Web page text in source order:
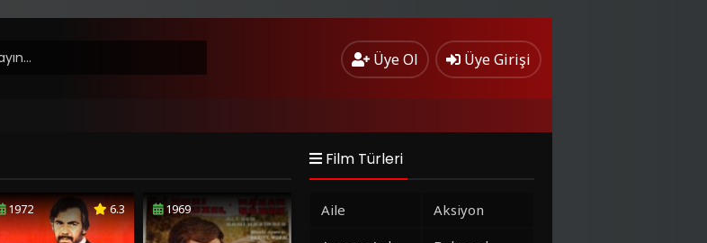
Üye Ol Üye Girişi
1972 6.3 1969
Film Türleri
Aile
Aksiyon